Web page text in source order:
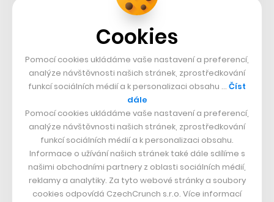
Jeden start za 93 miliard
Nejdříve srovnání – cena za start moderních raket
Falcon se počítá v desítkách milionů dolarů. Raketoplán
Space Shuttle v roce 2011 startoval za 584 milionů
dolarů (se započtenou inflací v dnešních cenách). V
případě Space Launch System ale cena jediného startu
vystřelí na těžko uvěřitelné 4,2 miliardy dolarů, v
přepočtu 93 miliard korun. To je osmkrát více než
raketoplán a přibližně stejně jako cena, kterou pražský
dopravní podnikdá za stavbu úseku metra D
Cookies
Pomocí cookies ukládáme vaše nastavení a preferencí,
analýze návštěvnosti našich stránek, zprostředkování
funkcí sociálních médií a k personalizaci obsahu … Číst
dále
Pomocí cookies ukládáme vaše nastavení a preferencí,
analýze návštěvnosti našich stránek, zprostředkování
funkcí sociálních médií a k personalizaci obsahu.
Informace o užívání našich stránek také dále sdílíme s
našimi obchodními partnery z oblasti sociálních médií,
reklamy a analytiky. Za tyto webové stránky a soubory
cookies odpovídá CzechCrunch s.r.o. Více informací